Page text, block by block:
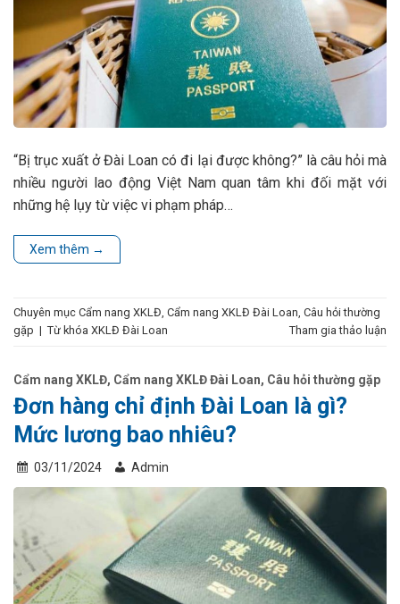
“Bị trục xuất ở Đài Loan có đi lại được không?” là câu hỏi mà
nhiều người lao động Việt Nam quan tâm khi đối mặt với
những hệ lụy từ việc vi phạm pháp…
Xem thêm →
Chuyên mục Cẩm nang XKLĐ, Cẩm nang XKLĐ Đài Loan, Câu hỏi thường
gặp | Từ khóa XKLĐ Đài Loan Tham gia thảo luận
Cẩm nang XKLĐ, Cẩm nang XKLĐ Đài Loan, Câu hỏi thường gặp
Đơn hàng chỉ định Đài Loan là gì?
Mức lương bao nhiêu?
03/11/2024 Admin